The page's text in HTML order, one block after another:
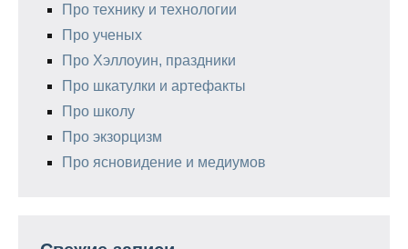
Про технику и технологии
Про ученых
Про Хэллоуин, праздники
Про шкатулки и артефакты
Про школу
Про экзорцизм
Про ясновидение и медиумов